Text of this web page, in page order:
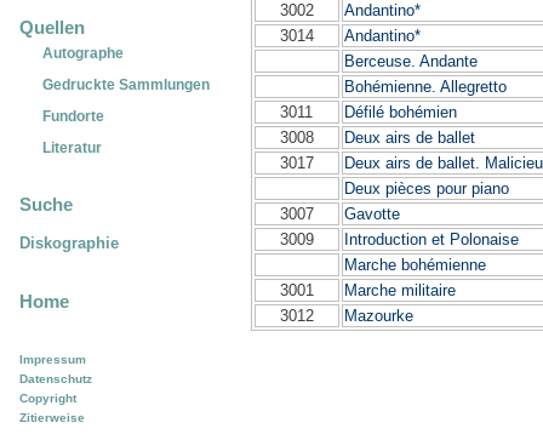
Quellen
Autographe
Gedruckte Sammlungen
Fundorte
Literatur
Suche
Diskographie
Home
Impressum
Datenschutz
Copyright
Zitierweise
3002
Andantino*
3014
Andantino*
Berceuse. Andante
Bohémienne. Allegretto
3011
Défilé bohémien
3008
Deux airs de ballet
3017
Deux airs de ballet.
Deux pièces pour piano
3007
Gavotte
3009
Introduction et Polonaise
Marche bohémienne
3001
Marche militaire
3012
Mazourke